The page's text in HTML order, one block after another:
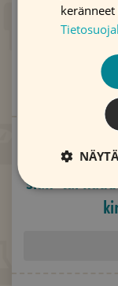
Kuinka
Kuinka
sian- tai